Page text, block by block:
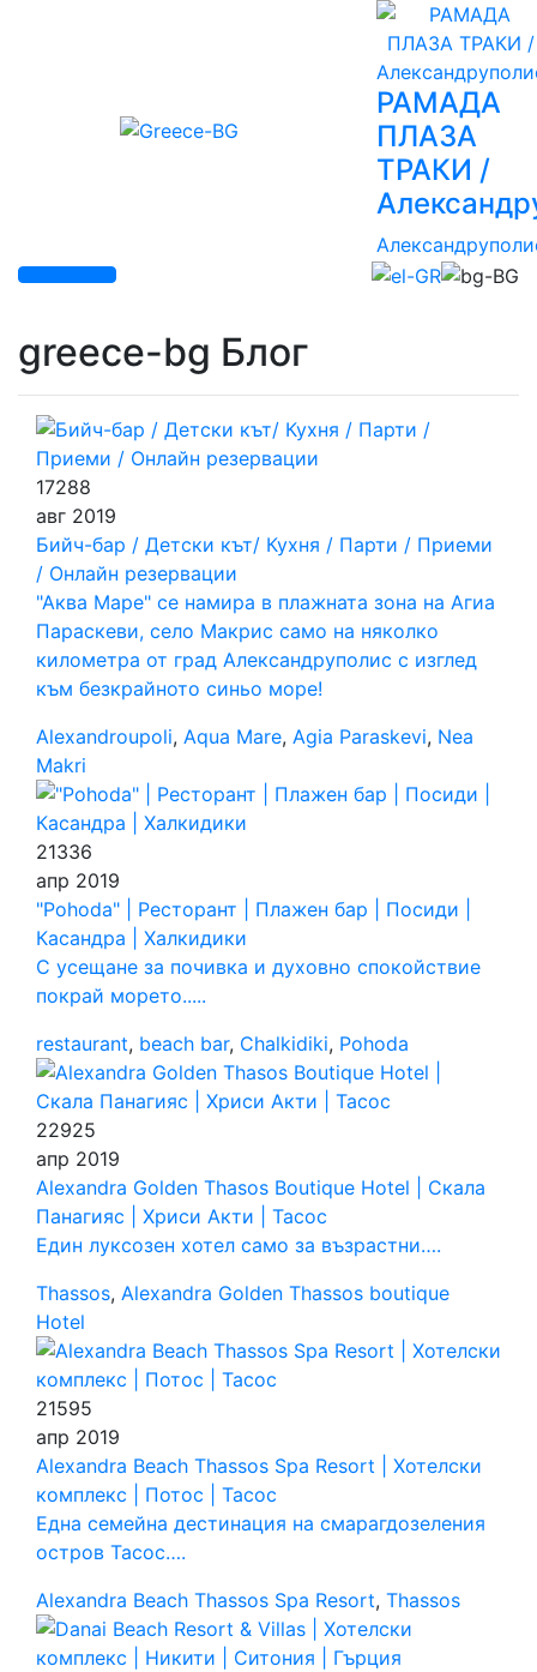
РАМАДА
ПЛАЗА
ТРАКИ /
greece-bg Блог
17288
авг 2019
Бийч-бар / Детски кът/ Кухня / Парти / Приеми
/ Онлайн резервации
"Аква Маре" се намира в плажната зона на Агиа
Параскеви, село Макрис само на няколко
километра от град Александруполис с изглед
към безкрайното синьо море!
Alexandroupoli, Aqua Mare, Agia Paraskevi, Nea
Makri
21336
апр 2019
"Pohoda" | Ресторант | Плажен бар | Посиди |
Касандра | Халкидики
С усещане за почивка и духовно спокойствие
покрай морето.....
restaurant, beach bar, Chalkidiki, Pohoda
22925
апр 2019
Alexandra Golden Thasos Boutique Hotel | Скала
Панагияс | Хриси Акти | Тасос
Един луксозен хотел само за възрастни….
Thassos, Alexandra Golden Thassos boutique
Hotel
21595
апр 2019
Alexandra Beach Thassos Spa Resort | Хотелски
комплекс | Потос | Тасос
Една семейна дестинация на смарагдозеления
остров Тасос….
Alexandra Beach Thassos Spa Resort, Thassos